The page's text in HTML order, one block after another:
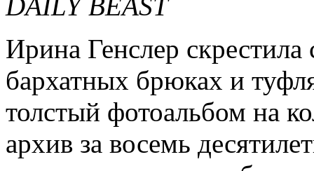
Ирина Генслер
бархатных брюках и
толстый фотоальбом на
архив за восемь